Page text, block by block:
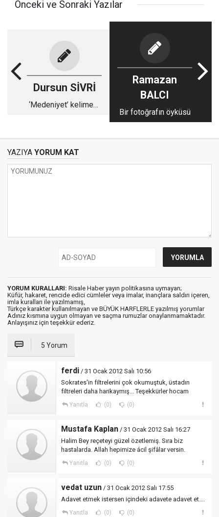
Önceki ve Sonraki Yazılar
Dursun SİVRİ
‘Medeniyet’ kelimesi
Ramazan
BALCI
Bir fotoğrafın öyküsü
YAZIYA YORUM KAT
YORUM KURALLARI: Risale Haber yayın politikasına uymayan;
Küfür, hakaret, rencide edici cümleler veya imalar, inançlara saldırı içeren,
imla kuralları ile yazılmamış,
Türkçe karakter kullanılmayan ve BÜYÜK HARFLERLE yazılmış yorumlar
Adınız kısmına uygun olmayan ve saçma rumuzlar onaylanmamaktadır.
Anlayışınız için teşekkür ederiz.
5 Yorum
ferdi / 31 Ocak 2012 Salı 10:56
Sokrates'in filtrelerini çok okumuştuk, üstadın
filtreleri daha harikaymış... Teşekkürler hocam
Yanıtla (0) (0)
Mustafa Kaplan / 31 Ocak 2012 Salı 16:27
Halim Bey reçeteyi güzel özetlemiş. Sıra biz
hastalarda. Allah hepimize ácil şifâlar versin.
Yanıtla (0) (0)
vedat uzun / 31 Ocak 2012 Salı 17:55
Adavet etmek istersen içindeki adavete adavet et....
Yanıtla (0) (0)